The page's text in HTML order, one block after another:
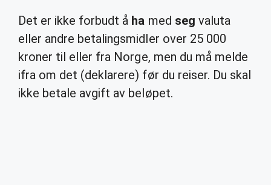
Det er ikke forbudt å ha med seg valuta
eller andre betalingsmidler over 25 000
kroner til eller fra Norge, men du må melde
ifra om det (deklarere) før du reiser. Du skal
ikke betale avgift av beløpet.